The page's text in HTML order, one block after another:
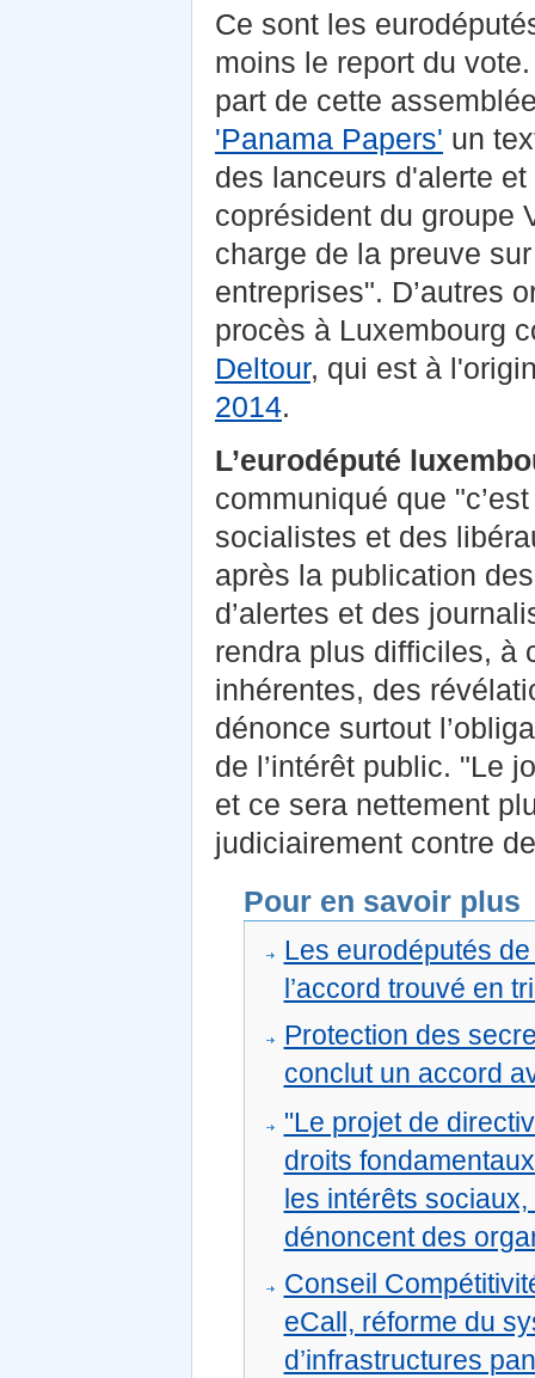
Ce sont les
moins le report du
part de cette
'Panama Papers' un
des lanceurs d'alerte
coprésident du groupe
charge de la preuve
entreprises". D’autres
procès à Luxembourg
Deltour, qui est à
2014.
L’eurodéputé
communiqué que
socialistes et des
après la publication
d’alertes et des
rendra plus difficiles, à
inhérentes, des
dénonce surtout
de l’intérêt public. "Le
et ce sera nettement
judiciairement contre
Pour en savoir plus
Les eurodéputés
l’accord trouvé en
Protection des
conclut un accord
"Le projet de
droits
les intérêts
dénoncent des
Conseil
eCall, réforme du
d’infrastructures